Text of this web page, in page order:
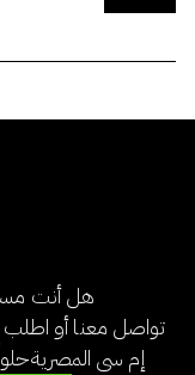
هل أنت
تواصل معنا أو
إم سي